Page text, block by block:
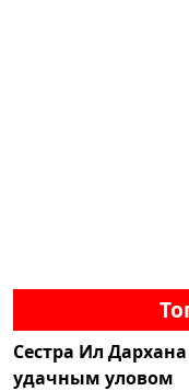
Сестра Ил
удачным уловом